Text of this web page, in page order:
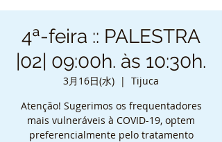
4ª-feira :: PALESTRA
|02| 09:00h. às 10:30h.
3月16日(水)
  |
Tijuca
Atenção! Sugerimos os frequentadores
mais vulneráveis à COVID-19, optem
preferencialmente pelo tratamento